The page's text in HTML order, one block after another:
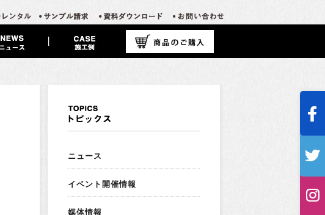
ニュース
イベント開催情報
媒体情報